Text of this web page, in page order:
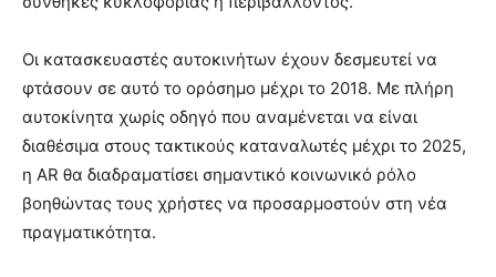
Οι κατασκευαστές αυτοκινήτων έχουν δεσμευτεί να
φτάσουν σε αυτό το ορόσημο μέχρι το 2018. Με πλήρη
αυτοκίνητα χωρίς οδηγό που αναμένεται να είναι
διαθέσιμα στους τακτικούς καταναλωτές μέχρι το 2025,
η AR θα διαδραματίσει σημαντικό κοινωνικό ρόλο
βοηθώντας τους χρήστες να προσαρμοστούν στη νέα
πραγματικότητα.